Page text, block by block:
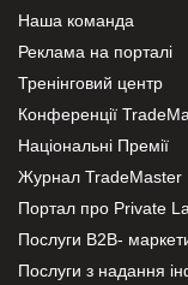
Наша команда
Реклама на порталі
Тренінговий центр
Конференції
Національні Премії
Журнал TradeMaster
Портал про Private
Послуги В2В-
Послуги з надання